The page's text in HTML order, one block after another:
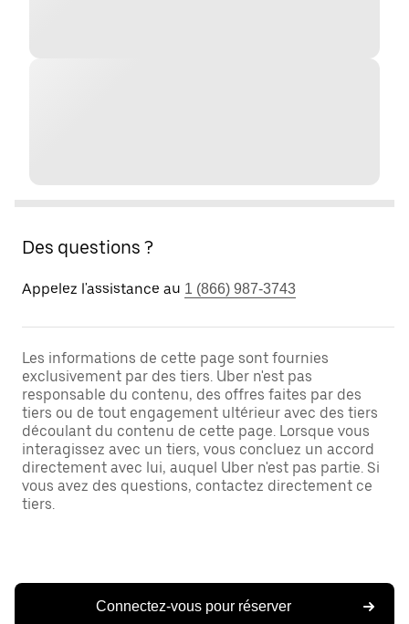
Des questions ?
Appelez l'assistance au 1 (866) 987-3743
Les informations de cette page sont fournies
exclusivement par des tiers. Uber n'est pas
responsable du contenu, des offres faites par des
tiers ou de tout engagement ultérieur avec des tiers
découlant du contenu de cette page. Lorsque vous
interagissez avec un tiers, vous concluez un accord
directement avec lui, auquel Uber n'est pas partie. Si
vous avez des questions, contactez directement ce
tiers.
Connectez-vous pour réserver